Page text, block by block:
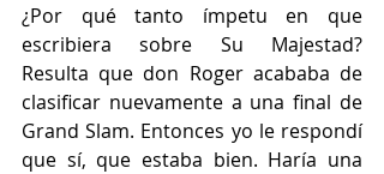
¿Por qué tanto ímpetu en que
escribiera sobre Su Majestad?
Resulta que don Roger acababa de
clasificar nuevamente a una final de
Grand Slam. Entonces yo le respondí
que sí, que estaba bien. Haría una